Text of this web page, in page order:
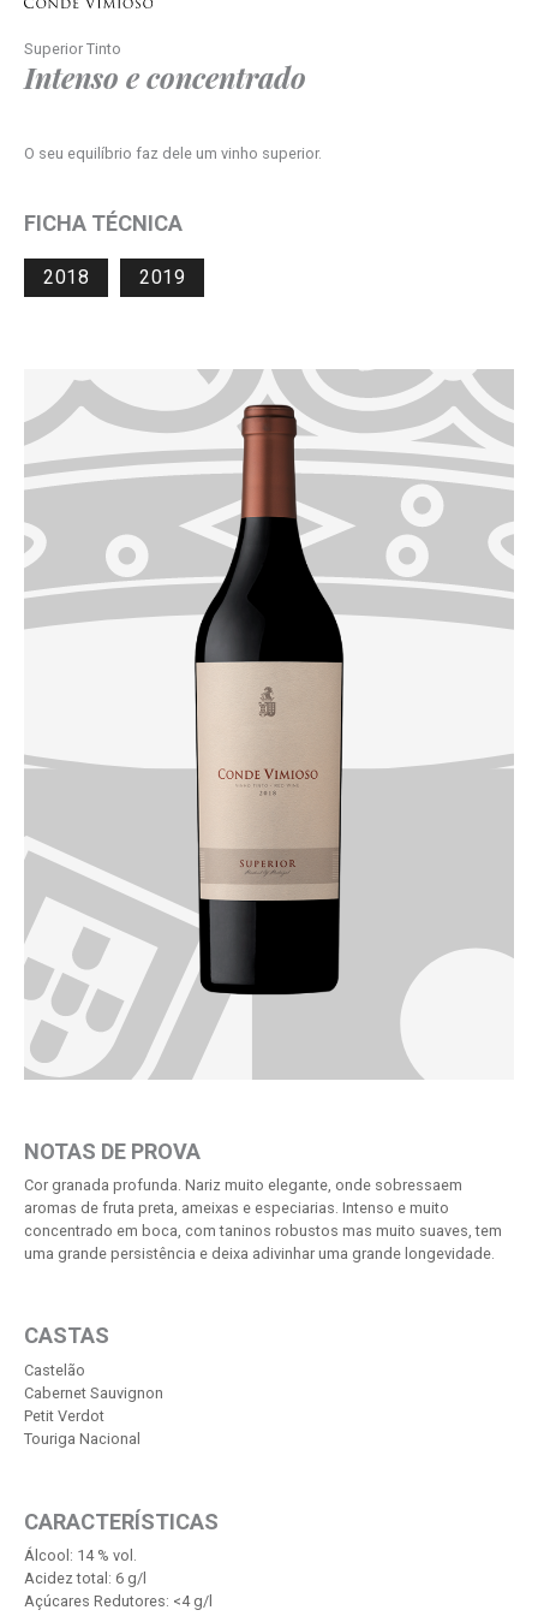
Superior Tinto
Intenso e concentrado
O seu equilíbrio faz dele um vinho superior.
FICHA TÉCNICA
2018 2019
NOTAS DE PROVA
Cor granada profunda. Nariz muito elegante, onde sobressaem
aromas de fruta preta, ameixas e especiarias. Intenso e muito
concentrado em boca, com taninos robustos mas muito suaves, tem
uma grande persistência e deixa adivinhar uma grande longevidade.
CASTAS
Castelão
Cabernet Sauvignon
Petit Verdot
Touriga Nacional
CARACTERÍSTICAS
Álcool: 14 % vol.
Acidez total: 6 g/l
Açúcares Redutores: <4 g/l